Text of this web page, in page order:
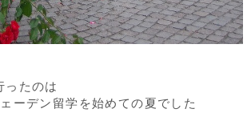
ったのは
ーデン留学を始めての夏でした